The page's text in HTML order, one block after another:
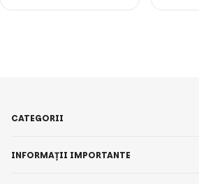
CATEGORII
INFORMAȚII IMPORTANTE